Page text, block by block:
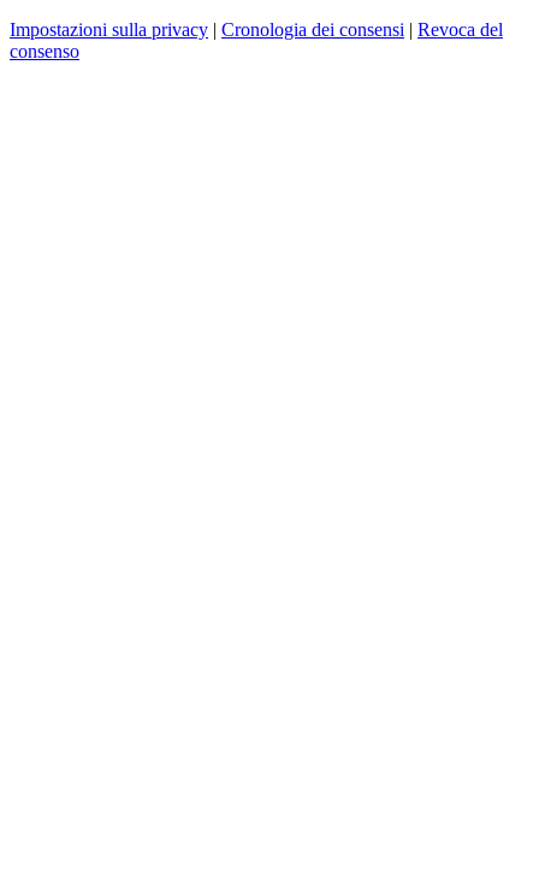
Impostazioni sulla privacy | Cronologia dei consensi | Revoca del
consenso